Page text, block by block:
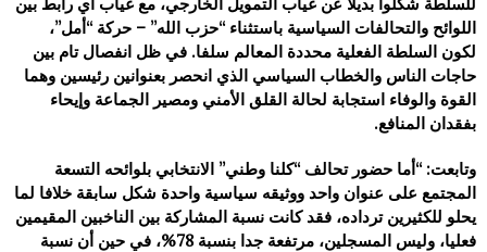
اللوائح والتحالفات السياسية باستثناء “حزب الله” – حركة “أمل”،
لكون السلطة الفعلية محددة المعالم سلفا. في ظل انفصال تام بين
حاجات الناس والخطاب السياسي الذي انحصر بعنوانين رئيسين وهما
القوة والوفاء استجابة لحالة القلق الأمني ومصير الجماعة وإيحاء
بفقدان المنافع.
وتابعت: “أما حضور تحالف “كلنا وطني” الانتخابي بلوائحه التسعة
المجتمع على عنوان واحد ووثيقه سياسية واحدة شكل سابقة خلافا لما
يحلو للكثيرين ترداده، فقد كانت نسبة المشاركة بين الناخبين المقيمين
فعليا، وليس المسجلين، مرتفعة جدا بنسبة 78%، في حين أن نسبة